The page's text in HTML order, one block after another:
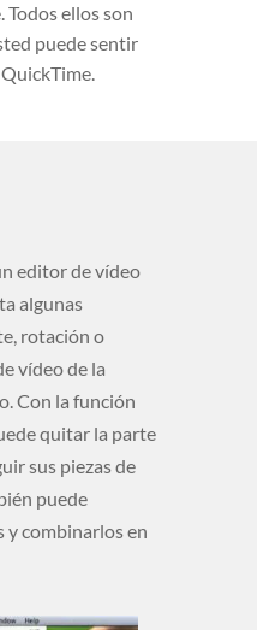
Todos ellos son
puede sentir
editor de vídeo
algunas
rotación o
vídeo de la
Con la función
quitar la parte
sus piezas de
puede
y combinarlos en